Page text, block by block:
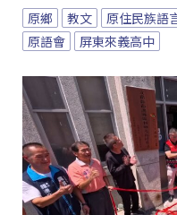
原鄉 教文 原住民族語
原語會
屏東來義高中